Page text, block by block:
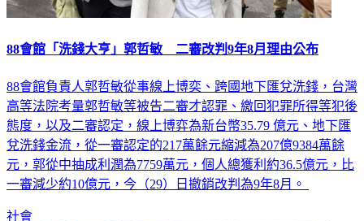
88會館「洗錢大亨」郭哲敏 二審改判9年8月理由公布
88會館負責人郭哲敏從事線上博奕、跨國地下匯兌洗錢，台灣
高等法院考量郭哲敏等被告二審才認罪、繳回犯罪所得等犯後
態度，以及二審認定，線上博弈為新台幣35.79 億元、地下匯
兌洗錢金流，從一審認定的217萬餘元縮減為207億9384萬餘
元，郭從中抽成利潤為7759萬元，個人總獲利約36.5億元，比
一審減少約10億元，今（29）日撤銷改判為9年8月。
社會